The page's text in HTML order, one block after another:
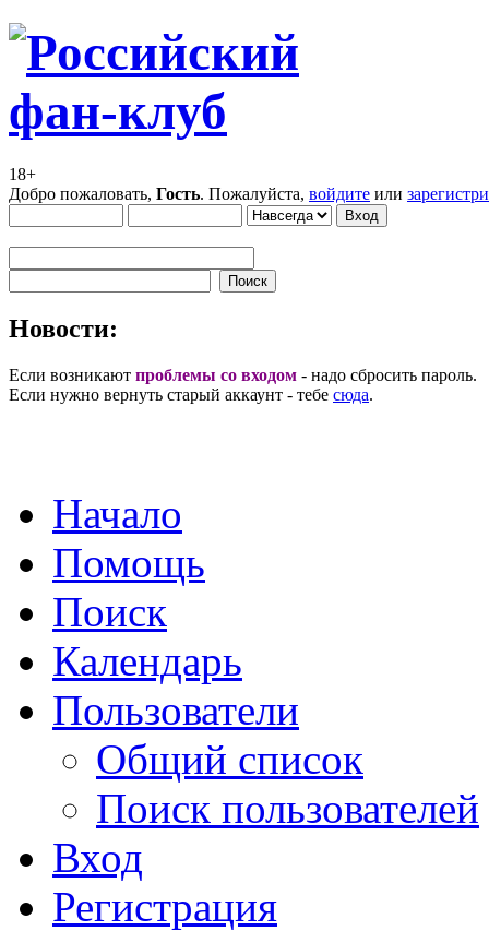
18+
Добро пожаловать, Гость. Пожалуйста, войдите или
Новости:
Если возникают проблемы со входом - надо сбросить пароль.
Если нужно вернуть старый аккаунт - тебе сюда.
Начало
Помощь
Поиск
Календарь
Пользователи
Общий список
Поиск пользователей
Вход
Регистрация